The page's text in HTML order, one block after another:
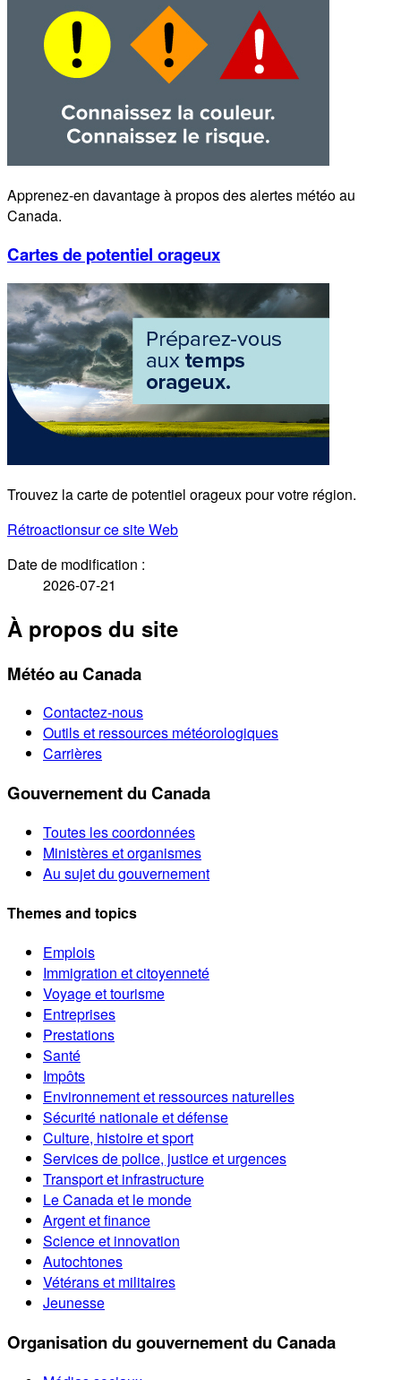
Apprenez-en davantage à propos des alertes météo au
Canada.
Cartes de potentiel orageux
Trouvez la carte de potentiel orageux pour votre région.
Rétroactionsur ce site Web
Date de modification :
2026-07-21
À propos du site
Météo au Canada
Contactez-nous
Outils et ressources météorologiques
Carrières
Gouvernement du Canada
Toutes les coordonnées
Ministères et organismes
Au sujet du gouvernement
Themes and topics
Emplois
Immigration et citoyenneté
Voyage et tourisme
Entreprises
Prestations
Santé
Impôts
Environnement et ressources naturelles
Sécurité nationale et défense
Culture, histoire et sport
Services de police, justice et urgences
Transport et infrastructure
Le Canada et le monde
Argent et finance
Science et innovation
Autochtones
Vétérans et militaires
Jeunesse
Organisation du gouvernement du Canada